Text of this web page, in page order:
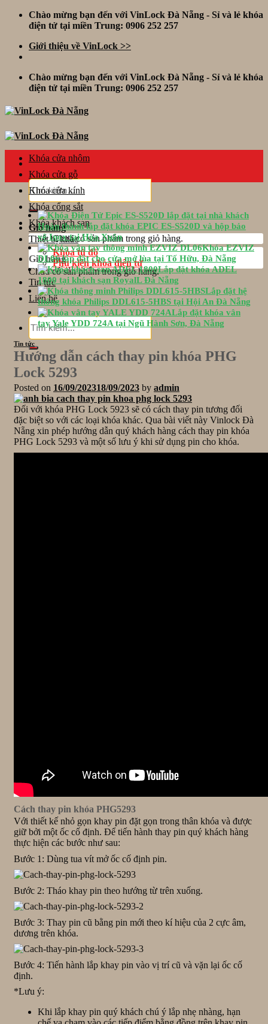
Skip
Chào mừng bạn đến với VinLock Đà Nẵng - Sỉ và lẻ khóa
điện tử tại miền Trung: 0906 252 257
Giới thiệu về VinLock >>
Chào mừng bạn đến với VinLock Đà Nẵng - Sỉ và lẻ khóa
điện tử tại miền Trung: 0906 252 257
Tìm
kiếm:
Giỏ hàng
Chưa có sản phẩm trong giỏ hàng.
Giỏ hàng
Chưa có sản phẩm trong giỏ hàng.
Khóa cửa nhôm
Khóa cửa gỗ
Khóa cửa kính
Khóa cổng sắt
Khóa khách sạn
Thiết bị khác
Khóa tủ đồ
Phụ kiện khóa điện tử
Tin tức
Liên hệ
Tìm
kiếm:
Hoàn thành lắp đặt khóa EPIC ES-S520D và hộp bảo
vệ Inox tại Hòa Xuân
Khóa EZVIZ
DL06 lắp đặt cho cửa mở lùa tại Tố Hữu, Đà Nẵng
Lắp đặt khóa ADEL
1800 tại khách sạn RoyalL Đà Nẵng
Lắp đặt hệ
thống khóa Philips DDL615-5HBS tại Hội An Đà Nẵng
Lắp đặt khóa vân
tay Yale YDD 724A tại Ngũ Hành Sơn, Đà Nẵng
Tin tức
Hướng dẫn cách thay pin khóa PHG
Lock 5293
Posted on 16/09/202318/09/2023 by admin
Đối với khóa PHG Lock 5923 sẽ có cách thay pin tương đối
đặc biệt so với các loại khóa khác. Qua bài viết này Vinlock Đà
Nẵng xin phép hướng dẫn quý khách hàng cách thay pin khóa
PHG Lock 5293 và một số lưu ý khi sử dụng pin cho khóa.
Cách thay pin khóa PHG5293
Với thiết kế nhỏ gọn khay pin đặt gọn trong thân khóa và được
giữ bởi một ốc cố định. Để tiến hành thay pin quý khách hàng
thực hiện các bước như sau:
Bước 1: Dùng tua vít mở ốc cố định pin.
Bước 2: Tháo khay pin theo hướng từ trên xuống.
Bước 3: Thay pin cũ bằng pin mới theo kí hiệu của 2 cực âm,
dương trên khóa.
Bước 4: Tiến hành lắp khay pin vào vị trí cũ và vặn lại ốc cố
định.
*Lưu ý:
Khi lắp khay pin quý khách chú ý lắp nhẹ nhàng, hạn